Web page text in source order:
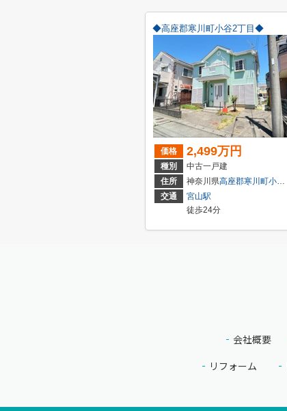
◆高座郡寒川町小谷2丁目◆
価格 2,499万円
種別
中古一戸建
住所
神奈川県高座郡寒川町小谷
交通
宮山駅
徒歩24分
会社概要
リフォーム